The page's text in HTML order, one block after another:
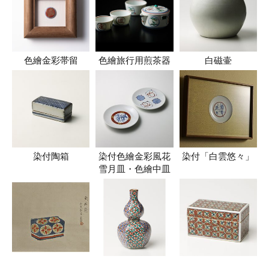
色繪金彩帯留 色繪旅行用煎茶器 白磁壷
染付陶箱
染付色繪金彩風花
雪月皿・色繪中皿
染付「白雲悠々」